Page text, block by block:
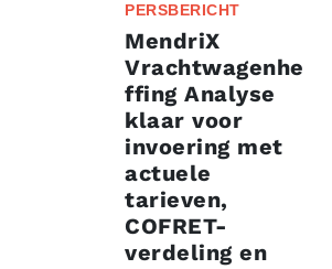
PERSBERICHT
MendriX
Vrachtwagenhe
ffing Analyse
klaar voor
invoering met
actuele
tarieven,
COFRET-
verdeling en